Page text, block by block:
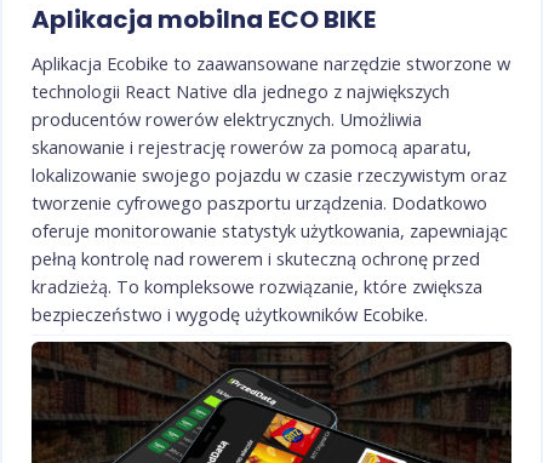
Aplikacja mobilna ECO BIKE
Aplikacja Ecobike to zaawansowane narzędzie stworzone w
technologii React Native dla jednego z największych
producentów rowerów elektrycznych. Umożliwia
skanowanie i rejestrację rowerów za pomocą aparatu,
lokalizowanie swojego pojazdu w czasie rzeczywistym oraz
tworzenie cyfrowego paszportu urządzenia. Dodatkowo
oferuje monitorowanie statystyk użytkowania, zapewniając
pełną kontrolę nad rowerem i skuteczną ochronę przed
kradzieżą. To kompleksowe rozwiązanie, które zwiększa
bezpieczeństwo i wygodę użytkowników Ecobike.